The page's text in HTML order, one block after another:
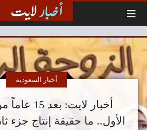
أخبار لايت:
الأول.. ما حقيقة إنتاج جزء
أخبار السعودية